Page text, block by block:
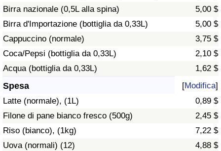
Birra nazionale (0,5L alla spina)
5,00 $
Birra d'Importazione (bottiglia da 0,33L)
5,00 $
Cappuccino (normale)
3,75 $
Coca/Pepsi (bottiglia da 0,33L)
2,10 $
Acqua (bottiglia da 0,33L)
1,62 $
Spesa [Modifica]
Latte (normale), (1L)
0,89 $
Filone di pane bianco fresco (500g)
2,45 $
Riso (bianco), (1kg)
7,22 $
Uova (normali) (12)
4,88 $
ad Aqaba
Criminalità
Indice del Tasso di Criminalità (Corrente)
Indice della Criminalità
Indice di criminalità per paese
Indice dell’Assistenza Sanitaria (Corrente)